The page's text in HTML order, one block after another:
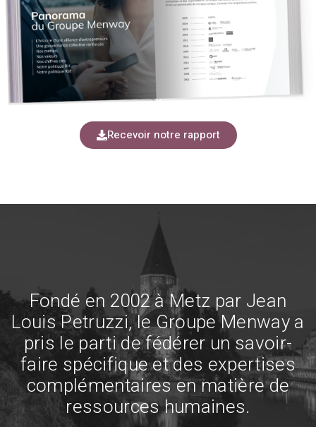
Recevoir notre rapport
Fondé en 2002 à Metz par Jean
Louis Petruzzi, le Groupe Menway a
pris le parti de fédérer un savoir-
faire spécifique et des expertises
complémentaires en matière de
ressources humaines.